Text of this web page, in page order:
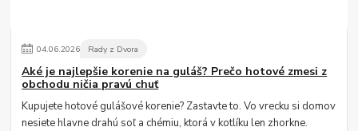
04.06.2026 Rady z Dvora
Aké je najlepšie korenie na guláš? Prečo hotové zmesi z
obchodu ničia pravú chuť
Kupujete hotové gulášové korenie? Zastavte to. Vo vrecku si domov
nesiete hlavne drahú soľ a chémiu, ktorá v kotlíku len zhorkne.